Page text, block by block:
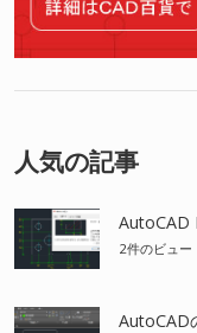
人気の記事
AutoCAD
2件のビュー
AutoCAD